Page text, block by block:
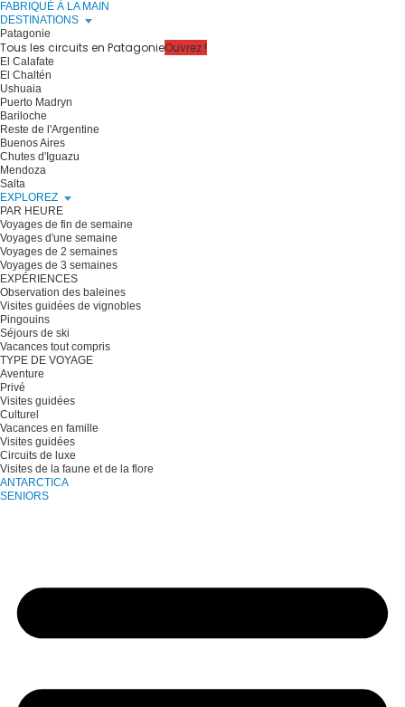
FABRIQUÉ À LA MAIN
DESTINATIONS
Patagonie
Tous les circuits en PatagonieOuvrez !
El Calafate
El Chaltén
Ushuaia
Puerto Madryn
Bariloche
Reste de l'Argentine
Buenos Aires
Chutes d'Iguazu
Mendoza
Salta
EXPLOREZ
PAR HEURE
Voyages de fin de semaine
Voyages d'une semaine
Voyages de 2 semaines
Voyages de 3 semaines
EXPÉRIENCES
Observation des baleines
Visites guidées de vignobles
Pingouins
Séjours de ski
Vacances tout compris
TYPE DE VOYAGE
Aventure
Privé
Visites guidées
Culturel
Vacances en famille
Visites guidées
Circuits de luxe
Visites de la faune et de la flore
ANTARCTICA
SENIORS